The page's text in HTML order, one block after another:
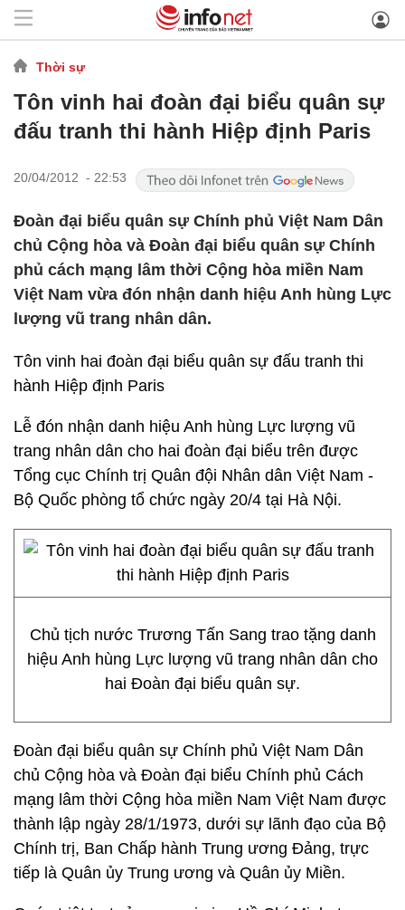
Thời sự
Tôn vinh hai đoàn đại biểu quân sự
đấu tranh thi hành Hiệp định Paris
20/04/2012 - 22:53
Đoàn đại biểu quân sự Chính phủ Việt Nam Dân
chủ Cộng hòa và Đoàn đại biểu quân sự Chính
phủ cách mạng lâm thời Cộng hòa miền Nam
Việt Nam vừa đón nhận danh hiệu Anh hùng Lực
lượng vũ trang nhân dân.
Tôn vinh hai đoàn đại biểu quân sự đấu tranh thi
hành Hiệp định Paris
Lễ đón nhận danh hiệu Anh hùng Lực lượng vũ
trang nhân dân cho hai đoàn đại biểu trên được
Tổng cục Chính trị Quân đội Nhân dân Việt Nam -
Bộ Quốc phòng tổ chức ngày 20/4 tại Hà Nội.
Chủ tịch nước Trương Tấn Sang trao tặng danh
hiệu Anh hùng Lực lượng vũ trang nhân dân cho
hai Đoàn đại biểu quân sự.
Đoàn đại biểu quân sự Chính phủ Việt Nam Dân
chủ Cộng hòa và Đoàn đại biểu Chính phủ Cách
mạng lâm thời Cộng hòa miền Nam Việt Nam được
thành lập ngày 28/1/1973, dưới sự lãnh đạo của Bộ
Chính trị, Ban Chấp hành Trung ương Đảng, trực
tiếp là Quân ủy Trung ương và Quân ủy Miền.